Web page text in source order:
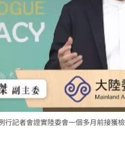
行記者會證實陸委會一個多月前接獲